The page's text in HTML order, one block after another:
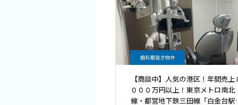
歯科居抜き物件
【商談中】人気の港区！年間売上
０００万円以上！東京メトロ南北
線・都営地下鉄三田線「白金台駅